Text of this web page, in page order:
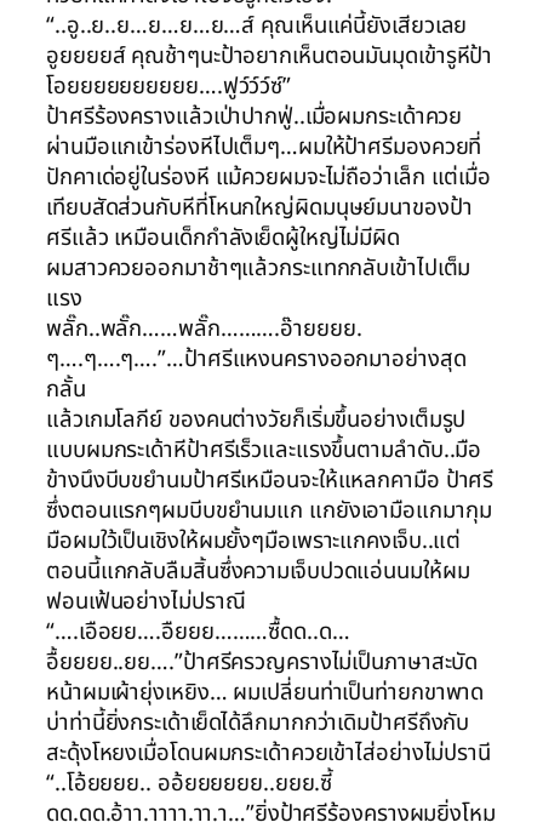
“..อู..ย..ย…ย…ย…ย…ส์ คุณเห็นแค่นี้ยังเสียวเลย
อูยยยยส์ คุณช้าๆนะป้าอยากเห็นตอนมันมุดเข้ารูหีป้า
โอยยยยยยยยยย….ฟูว์ว์ว์ซ์”
ป้าศรีร้องครางแล้วเป่าปากฟู่..เมื่อผมกระเด้าควย
ผ่านมือแกเข้าร่องหีไปเต็มๆ…ผมให้ป้าศรีมองควยที่
ปักคาเด่อยู่ในร่องหี แม้ควยผมจะไม่ถือว่าเล็ก แต่เมื่อ
เทียบสัดส่วนกับหีที่โหนกใหญ่ผิดมนุษย์มนาของป้า
ศรีแล้ว เหมือนเด็กกำลังเย็ดผู้ใหญ่ไม่มีผิด
ผมสาวควยออกมาช้าๆแล้วกระแทกกลับเข้าไปเต็ม
แรง
พลั๊ก..พลั๊ก……พลั๊ก……….อ๊ายยยย.
ๆ….ๆ….ๆ….”…ป้าศรีแหงนครางออกมาอย่างสุด
กลั้น
แล้วเกมโลกีย์ ของคนต่างวัยก็เริ่มขึ้นอย่างเต็มรูป
แบบผมกระเด้าหีป้าศรีเร็วและแรงขึ้นตามลำดับ..มือ
ข้างนึงบีบขยำนมป้าศรีเหมือนจะให้แหลกคามือ ป้าศรี
ซึ่งตอนแรกๆผมบีบขยำนมแก แกยังเอามือแกมากุม
มือผมใว้เป็นเชิงให้ผมยั้งๆมือเพราะแกคงเจ็บ..แต่
ตอนนี้แกกลับลืมสิ้นซึ่งความเจ็บปวดแอ่นนมให้ผม
ฟอนเฟ้นอย่างไม่ปราณี
“….เอือยย….อืยยย………ซื้ดด..ด…
อื้ยยยย..ยย….”ป้าศรีครวญครางไม่เป็นภาษาสะบัด
หน้าผมเผ้ายุ่งเหยิง… ผมเปลี่ยนท่าเป็นท่ายกขาพาด
บ่าท่านี้ยิ่งกระเด้าเย็ดได้ลึกมากกว่าเดิมป้าศรีถึงกับ
สะดุ้งโหยงเมื่อโดนผมกระเด้าควยเข้าไส่อย่างไม่ปรานี
“..โอ้ยยยย.. ออ้ยยยยยย..ยยย.ซี้
ดด.ดด.อ้าา.าาาา.าา.า…”ยิ่งป้าศรีร้องครางผมยิ่งโหม